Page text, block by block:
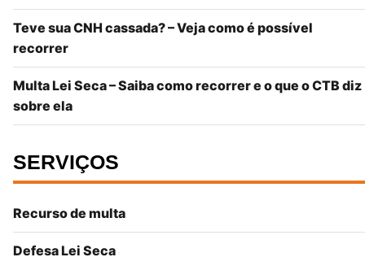
Teve sua CNH cassada? – Veja como é possível
recorrer
Multa Lei Seca – Saiba como recorrer e o que o CTB diz
sobre ela
SERVIÇOS
Recurso de multa
Defesa Lei Seca